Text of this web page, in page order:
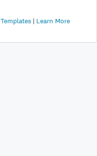
Templates Learn More